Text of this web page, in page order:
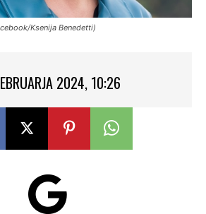
Ksenija Benedetti)
2024, 10:26